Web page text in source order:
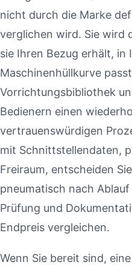
nicht durch die Marke
verglichen wird. Sie wird
sie Ihren Bezug erhält, in
Maschinenhüllkurve
Vorrichtungsbibliothek
Bedienern einen
vertrauenswürdigen
mit Schnittstellendaten,
Freiraum, entscheiden
pneumatisch nach
Prüfung und
Endpreis vergleichen.
Wenn Sie bereit sind,